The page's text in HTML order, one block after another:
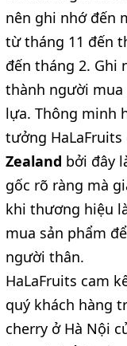
nên ghi nhớ đến
từ tháng 11 đến
đến tháng 2. Ghi
thành người mua
lựa. Thông minh
tưởng
Zealand bởi đây
gốc rõ ràng mà
khi thương hiệu
mua sản phẩm
người thân.
HaLaFruits cam
quý khách hàng
cherry ở Hà Nội